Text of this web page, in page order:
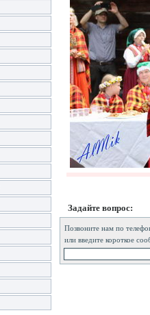
Задайте вопрос:
Позвоните нам по
или введите короткое